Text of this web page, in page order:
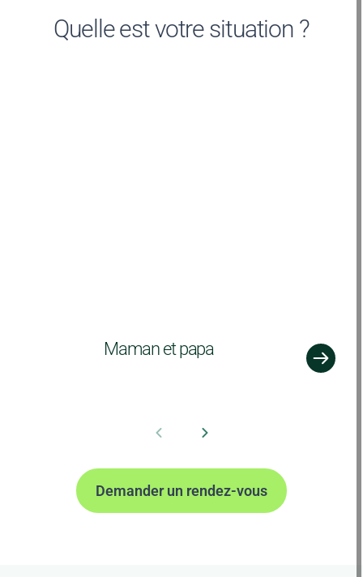
Quelle est votre situation ?
Maman et papa
Demander un rendez-vous